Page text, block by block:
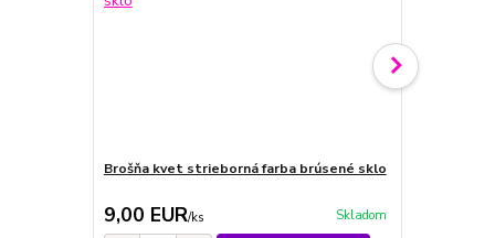
Brošňa kvet strieborná farba brúsené sklo
9,00 EUR/ks Skladom